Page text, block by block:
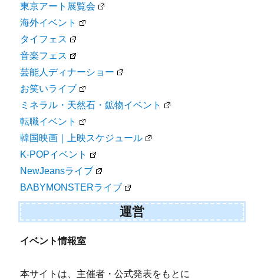
東京アート展覧会
海外イベント
タイフェス
音楽フェス
芸能人ディナーショー
お笑いライブ
ミネラル・天然石・鉱物イベント
転職イベント
韓国映画｜上映スケジュール
K-POPイベント
NewJeansライブ
BABYMONSTERライブ
運営
イベント情報室
本サイトは、主催者・公式発表をもとに